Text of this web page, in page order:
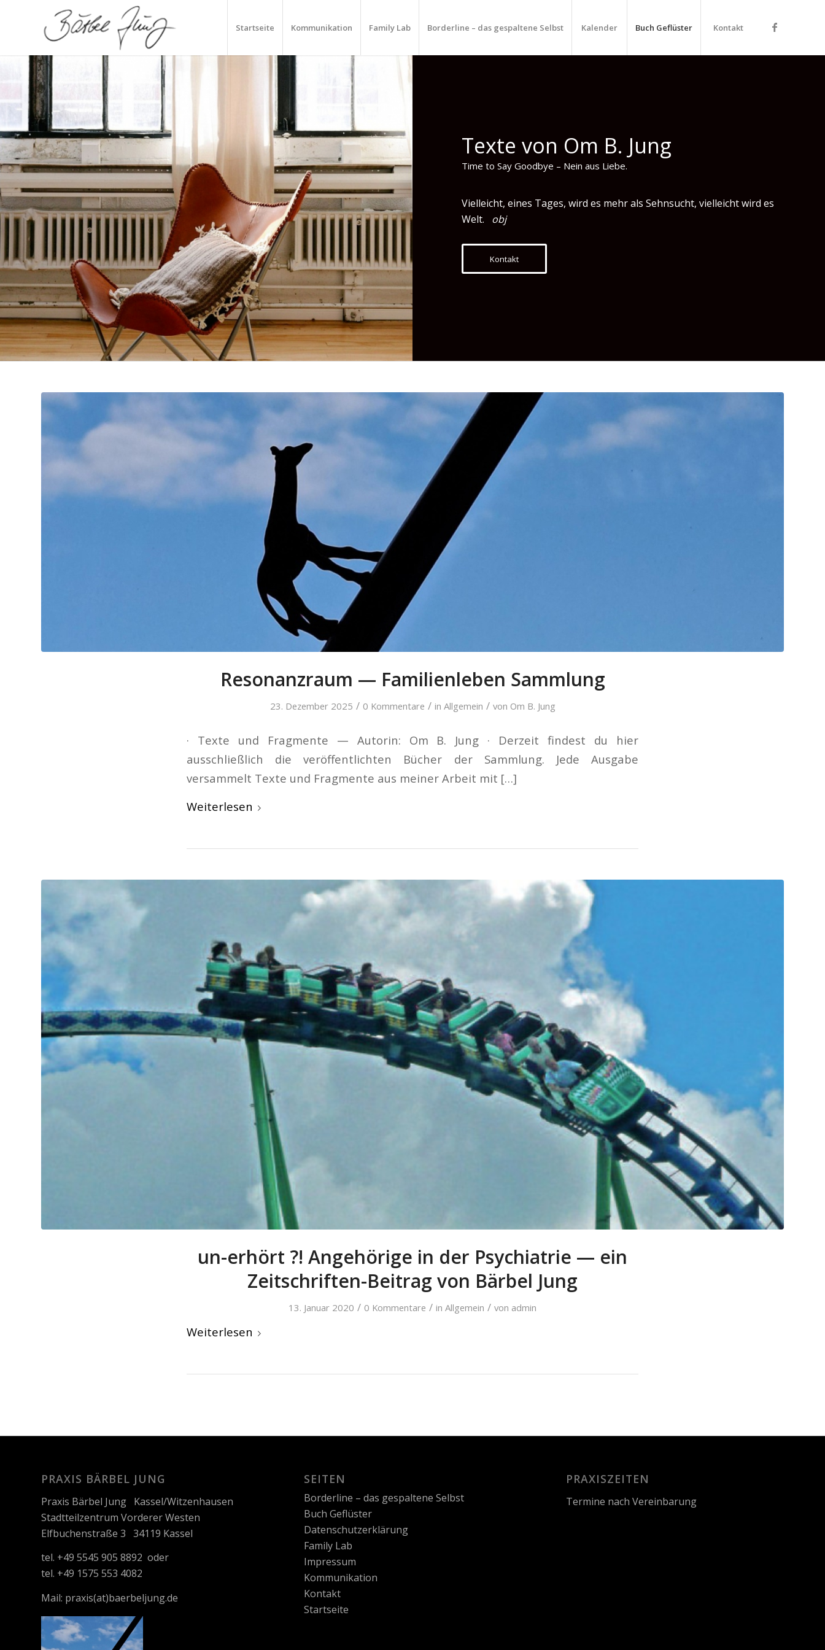
Startseite Kommunikation Family Lab Borderline – das gespaltene Selbst Kalender Buch Geflüster Kontakt
Texte von Om B. Jung
Time to Say Goodbye – Nein aus Liebe.
Vielleicht, eines Tages, wird es mehr als Sehnsucht, vielleicht wird es
Welt. obj
Kontakt
Resonanzraum — Familienleben Sammlung
23. Dezember 2025 / 0 Kommentare / in Allgemein / von Om B. Jung
· Texte und Fragmente — Autorin: Om B. Jung · Derzeit findest du hier
ausschließlich die veröffentlichten Bücher der Sammlung. Jede Ausgabe
versammelt Texte und Fragmente aus meiner Arbeit mit […]
Weiterlesen
un-erhört ?! Angehörige in der Psychiatrie — ein
Zeitschriften-Beitrag von Bärbel Jung
13. Januar 2020 / 0 Kommentare / in Allgemein / von admin
Weiterlesen
PRAXIS BÄRBEL JUNG
Praxis Bärbel Jung Kassel/Witzenhausen
Stadtteilzentrum Vorderer Westen
Elfbuchenstraße 3 34119 Kassel
tel. +49 5545 905 8892 oder
tel. +49 1575 553 4082
Mail: praxis(at)baerbeljung.de
SEITEN
Borderline – das gespaltene Selbst
Buch Geflüster
Datenschutzerklärung
Family Lab
Impressum
Kommunikation
Kontakt
Startseite
PRAXISZEITEN
Termine nach Vereinbarung